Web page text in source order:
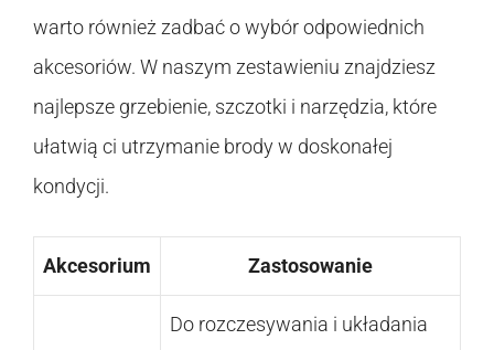
warto również zadbać o wybór odpowiednich
akcesoriów. W naszym zestawieniu znajdziesz
najlepsze grzebienie, szczotki i narzędzia, które
ułatwią ci utrzymanie brody w doskonałej
kondycji.
Akcesorium Zastosowanie
Do rozczesywania i układania